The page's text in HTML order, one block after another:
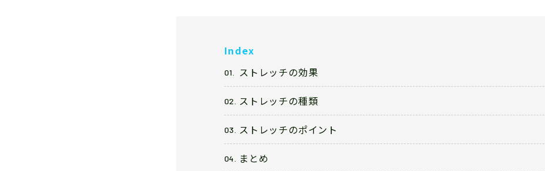
Index
ストレッチの効果
ストレッチの種類
ストレッチのポイント
まとめ